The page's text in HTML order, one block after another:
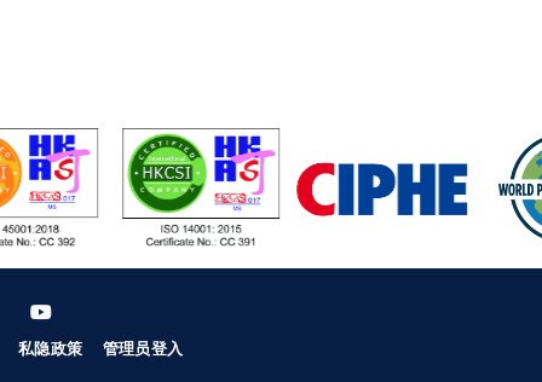
私隐政策 管理员登入